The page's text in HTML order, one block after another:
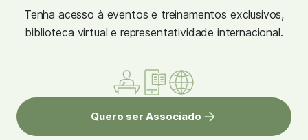
Tenha acesso à eventos e treinamentos exclusivos,
biblioteca virtual e representatividade internacional.
Quero ser Associado